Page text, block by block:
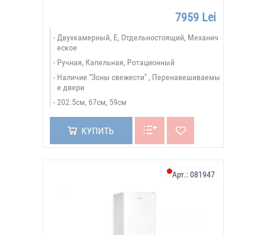
7959 Lei
Двухкамерный, E, Отдельностоящий, Механич
еское
Ручная, Капельная, Ротационный
Наличие "Зоны свежести" , Перенавешиваемы
е двери
202.5см, 67см, 59см
КУПИТЬ
Арт.:081947